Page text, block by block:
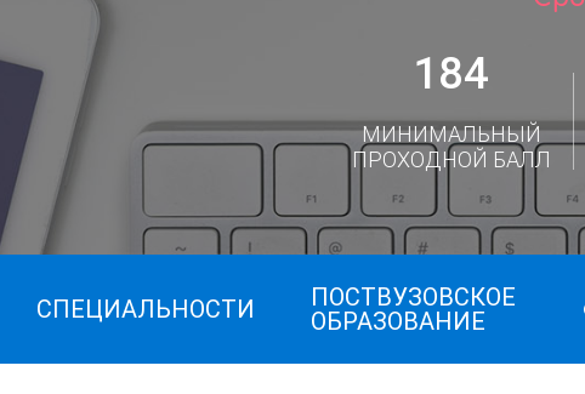
184
МИНИМАЛЬНЫЙ
ПРОХОДНОЙ БАЛЛ
СПЕЦИАЛЬНОСТИ
ПОСТВУЗОВСКОЕ
ОБРАЗОВАНИЕ